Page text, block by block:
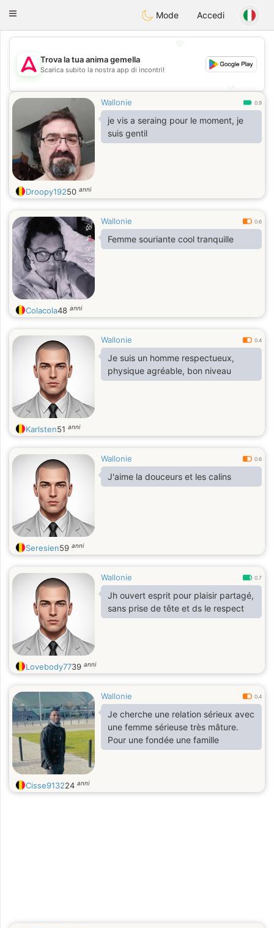
Tantôt
Toggle
Mode Accedi
💖
💕
Trova la tua anima gemella
Scarica subito la nostra app di incontri!
Wallonie 0.9
je vis a seraing pour le moment, je
suis gentil
Droopy19250 anni
Wallonie 0.6
Femme souriante cool tranquille
Colacola48 anni
Wallonie 0.4
Je suis un homme respectueux,
physique agréable, bon niveau
Karlsten51 anni
Wallonie 0.6
J'aime la douceurs et les calins
Seresien59 anni
Wallonie 0.7
Jh ouvert esprit pour plaisir partagé,
sans prise de tête et ds le respect
Lovebody7739 anni
Wallonie 0.4
Je cherche une relation sérieux avec
une femme sérieuse très mâture.
Pour une fondée une famille
Cisse913224 anni